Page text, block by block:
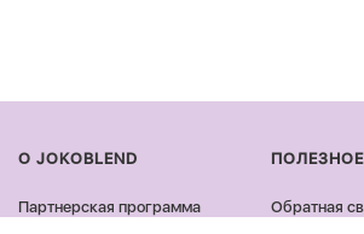
О JOKOBLEND
Партнерская программа
ПОЛЕЗНОЕ
Обратная